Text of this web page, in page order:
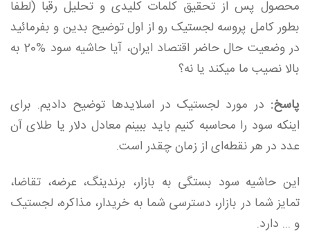
محصول پس از تحقیق کلمات کلیدی و تحلیل رقبا (لطفا
بطور کامل پروسه لجستیک رو از اول توضیح بدین و بفرمائید
در وضعیت حال حاضر اقتصاد ایران، آیا حاشیه سود %20 به
بالا نصیب ما میکند یا نه؟
پاسخ: در مورد لجستیک در اسلایدها توضیح دادیم. برای
اینکه سود را محاسبه کنیم باید ببینم معادل دلار یا طلای آن
عدد در هر نقطه‌ای از زمان چقدر است.
این حاشیه سود بستگی به بازار، برندینگ، عرضه، تقاضا،
تمایز شما در بازار، دسترسی شما به خریدار، مذاکره، لجستیک
و ... دارد.